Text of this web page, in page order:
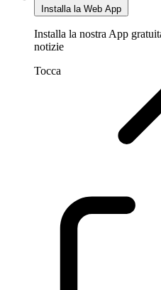
Installa la Web App
Installa la nostra App
notizie
Tocca